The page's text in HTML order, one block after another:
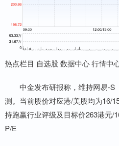
热点栏目 自选股 数据中心 行情中
中金发布研报称，维持网易-S
测。当前股价对应港/美股均为16/
持跑赢行业评级及目标价263港元/
P/E